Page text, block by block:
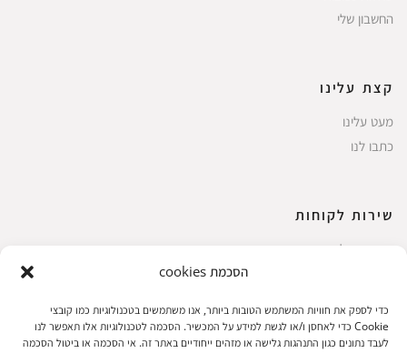
הסכמת cookies
כדי לספק את חוויות המשתמש הטובות ביותר, אנו משתמשים בטכנולוגיות כמו קובצי
Cookie כדי לאחסן ו/או לגשת למידע על המכשיר. הסכמה לטכנולוגיות אלו תאפשר לנו
לעבד נתונים כגון התנהגות גלישה או מזהים ייחודיים באתר זה. אי הסכמה או ביטול הסכמה
החשבון שלי
קצת עלינו
מעט עלינו
כתבו לנו
שירות לקוחות
החשבון שלי
עגלת קניות
תקנון אתר